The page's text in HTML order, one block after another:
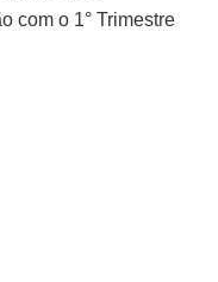
com o 1° Trimestre